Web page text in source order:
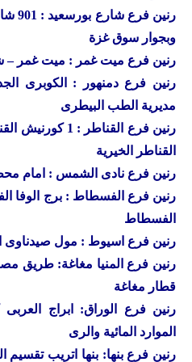
رنين
فرع
وبجوار سوق غزة
رنين فرع ميت غمر : ميت غمر –
رنين فرع دمنهور : الكوبرى
مديرية الطب البيطرى
رنين
فرع القناطر : 1
القناطر الخيرية
رنين فرع نادى الشمس : امام
رنين فرع الفسطاط : برج الوفا
الفسطاط
رنين فرع اسيوط : مول
رنين فرع المنيا مغاغة: طريق
قطار مغاغة
رنين فرع الوراق: ابراج
الموارد المائية والرى
رنين فرع بنها: بنها اتريب